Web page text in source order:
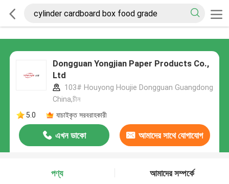
Dongguan Yongjian Paper Products Co.,
Ltd
103# Houyong Houjie Dongguan Guangdong
China,চীন
5.0
যাচাইকৃত সরবরাহকারী
এখন ডাকো আমাদের সাথে যোগাযোগ
পণ্য
আমাদের সম্পর্কে